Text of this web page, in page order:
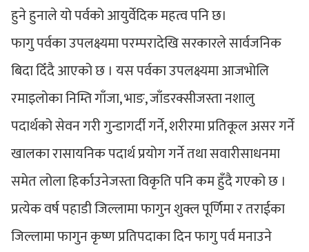
हुने हुनाले यो पर्वको आयुर्वेदिक महत्व पनि छ।
फागु पर्वका उपलक्ष्यमा परम्परादेखि सरकारले सार्वजनिक
बिदा दिँदै आएको छ । यस पर्वका उपलक्ष्यमा आजभोलि
रमाइलोका निम्ति गाँजा, भाङ, जाँडरक्सीजस्ता नशालु
पदार्थको सेवन गरी गुन्डागर्दी गर्ने, शरीरमा प्रतिकूल असर गर्ने
खालका रासायनिक पदार्थ प्रयोग गर्ने तथा सवारीसाधनमा
समेत लोला हिर्काउनेजस्ता विकृति पनि कम हुँदै गएको छ ।
प्रत्येक वर्ष पहाडी जिल्लामा फागुन शुक्ल पूर्णिमा र तराईका
जिल्लामा फागुन कृष्ण प्रतिपदाका दिन फागु पर्व मनाउने